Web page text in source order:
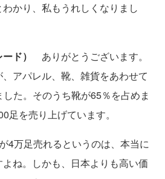
かり、私もうれしくなりまし
ド）
ありがとうございます。
、アパレル、靴、雑貨をあわせて
た。そのうち靴が65％を占めま
足を売り上げています。
万足売れるというのは、本当に
ね。しかも、日本よりも高い価